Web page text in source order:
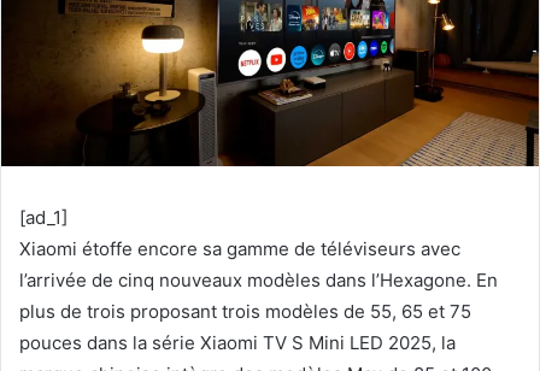
[ad_1]
Xiaomi étoffe encore sa gamme de téléviseurs avec
l’arrivée de cinq nouveaux modèles dans l’Hexagone. En
plus de trois proposant trois modèles de 55, 65 et 75
pouces dans la série Xiaomi TV S Mini LED 2025, la